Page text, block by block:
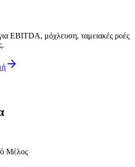
EBITDA, μόχλευση, ταμειακές ροές
Μέλος